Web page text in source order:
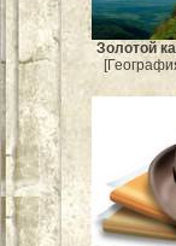
Золотой